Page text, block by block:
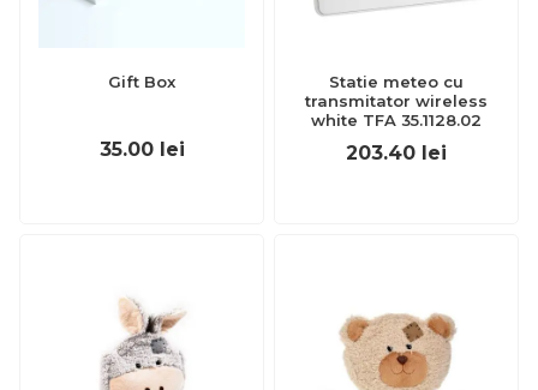
Gift Box
35.00 lei
Statie meteo cu
transmitator wireless
white TFA 35.1128.02
203.40 lei